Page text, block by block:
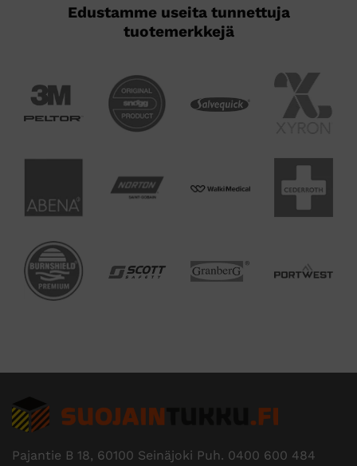
Edustamme useita tunnettuja
tuotemerkkejä
Pajantie B 18, 60100 Seinäjoki Puh. 0400 600 484